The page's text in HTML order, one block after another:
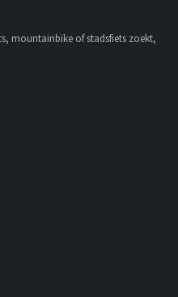
mountainbike of stadsfiets zoekt,